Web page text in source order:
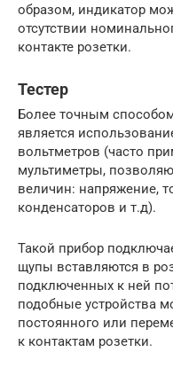
образом, индикатор
отсутствии
контакте розетки.
Тестер
Более точным
является
вольтметров (часто
мультиметры,
величин: напряжение,
конденсаторов и т.д).
Такой прибор
щупы вставляются в
подключенных к ней
подобные устройства
постоянного или
к контактам розетки.